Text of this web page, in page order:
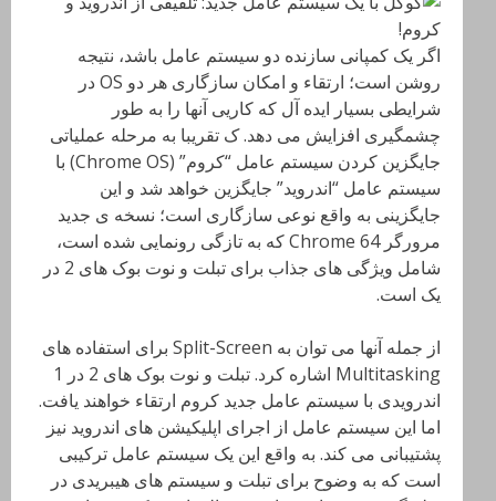
اگر یک کمپانی سازنده دو سیستم عامل باشد، نتیجه
روشن است؛ ارتقاء و امکان سازگاری هر دو OS در
شرایطی بسیار ایده آل که کاریی آنها را به طور
چشمگیری افزایش می دهد. ک تقریبا به مرحله عملیاتی
جایگزین کردن سیستم عامل “کروم” (Chrome OS) با
سیستم عامل “اندروید” جایگزین خواهد شد و این
جایگزینی به واقع نوعی سازگاری است؛ نسخه ی جدید
مرورگر Chrome 64 که به تازگی رونمایی شده است،
شامل ویژگی های جذاب برای تبلت و نوت بوک های 2 در
یک است.
از جمله آنها می توان به Split-Screen برای استفاده های
Multitasking اشاره کرد. تبلت و نوت بوک های 2 در 1
اندرویدی با سیستم عامل جدید کروم ارتقاء خواهند یافت.
اما این سیستم عامل از اجرای اپلیکیشن های اندروید نیز
پشتیبانی می کند. به واقع این یک سیستم عامل ترکیبی
است که به وضوح برای تبلت و سیستم های هیبریدی در